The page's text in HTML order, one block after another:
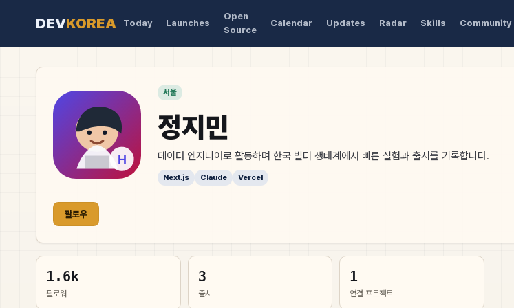
DEVKOREA Today Launches
Open
Source
Calendar Updates Radar Skills Community
서울
정지민
데이터 엔지니어로 활동하며 한국 빌더 생태계에서 빠른 실험과 출시를 기록합니다.
Next.js Claude Vercel
팔로우
1.6k
팔로워
3
출시
1
연결 프로젝트